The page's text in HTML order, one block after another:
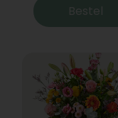
Bestel